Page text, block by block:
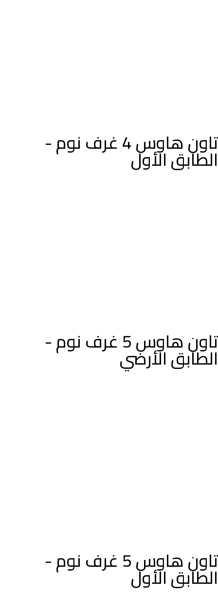
تاون هاوس 4 غرف نوم -
الطابق الأول
تاون هاوس 5 غرف نوم -
الطابق الأرضي
تاون هاوس 5 غرف نوم -
الطابق الأول